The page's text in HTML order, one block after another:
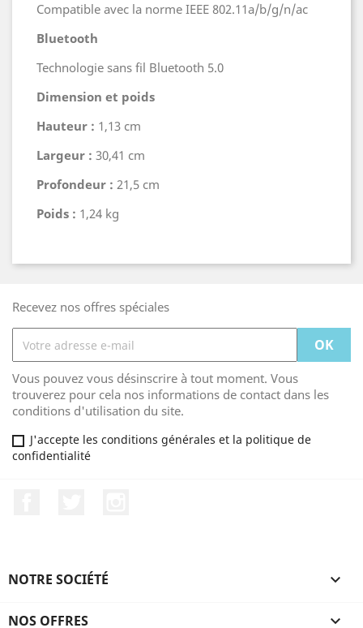
Compatible avec la norme IEEE 802.11a/b/g/n/ac
Bluetooth
Technologie sans fil Bluetooth 5.0
Dimension et poids
Hauteur : 1,13 cm
Largeur : 30,41 cm
Profondeur : 21,5 cm
Poids : 1,24 kg
Recevez nos offres spéciales
Vous pouvez vous désinscrire à tout moment. Vous
trouverez pour cela nos informations de contact dans les
conditions d'utilisation du site.
J'accepte les conditions générales et la politique de
confidentialité
NOTRE SOCIÉTÉ 
NOS OFFRES 